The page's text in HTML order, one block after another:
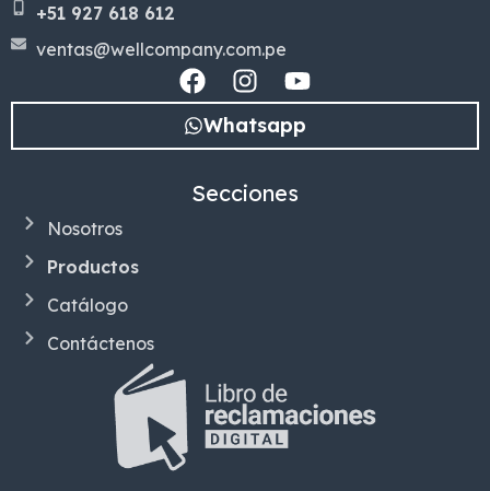
+51 927 618 612
ventas@wellcompany.com.pe
Whatsapp
Secciones
Nosotros
Productos
Catálogo
Contáctenos